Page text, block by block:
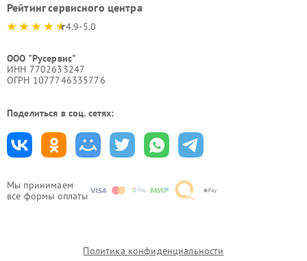
Мы принимаем
все формы оплаты
Рейтинг сервисного центра
4.9-5.0
ООО "Русервис"
ИНН 7702633247
ОГРН 1077746335776
Поделиться в соц. сетях:
Политика конфиденциальности